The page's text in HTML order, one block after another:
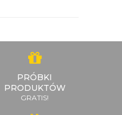
PRÓBKI
PRODUKTÓW
GRATIS!